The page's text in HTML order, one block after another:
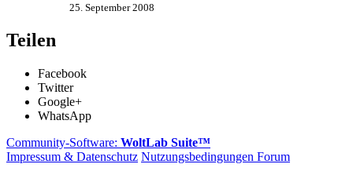
25. September 2008
Teilen
Facebook
Twitter
Google+
WhatsApp
Community-Software: WoltLab Suite™
Impressum & Datenschutz Nutzungsbedingungen Forum